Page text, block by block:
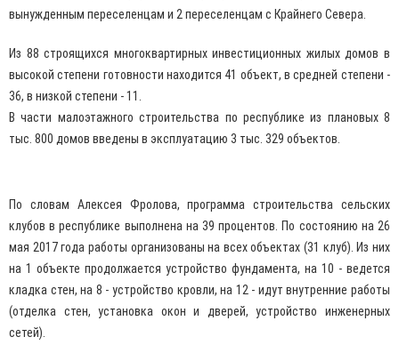
вынужденным переселенцам и 2 переселенцам с Крайнего Севера.
Из 88 строящихся многоквартирных инвестиционных жилых домов в
высокой степени готовности находится 41 объект, в средней степени -
36, в низкой степени - 11.
В части малоэтажного строительства по республике из плановых 8
тыс. 800 домов введены в эксплуатацию 3 тыс. 329 объектов.
По словам Алексея Фролова, программа строительства сельских
клубов в республике выполнена на 39 процентов. По состоянию на 26
мая 2017 года работы организованы на всех объектах (31 клуб). Из них
на 1 объекте продолжается устройство фундамента, на 10 - ведется
кладка стен, на 8 - устройство кровли, на 12 - идут внутренние работы
(отделка стен, установка окон и дверей, устройство инженерных
сетей).